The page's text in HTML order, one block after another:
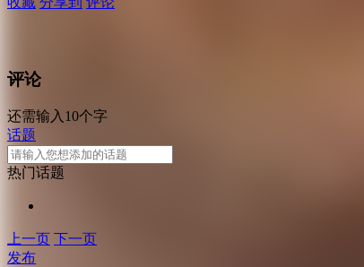
评论
还需输入10个字
话题
热门话题
上一页 下一页
发布